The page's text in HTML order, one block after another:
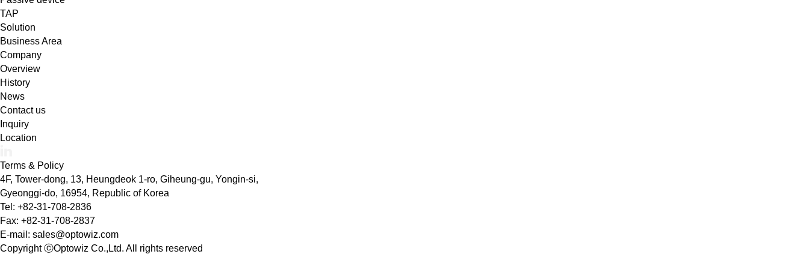
TAP
Solution
Business Area
Company
Overview
History
News
Contact us
Inquiry
Location
Terms & Policy
4F, Tower-dong, 13, Heungdeok 1-ro, Giheung-gu, Yongin-si,
Gyeonggi-do, 16954, Republic of Korea
Tel: +82-31-708-2836
Fax: +82-31-708-2837
E-mail: sales@optowiz.com
Copyright ⓒOptowiz Co.,Ltd. All rights reserved